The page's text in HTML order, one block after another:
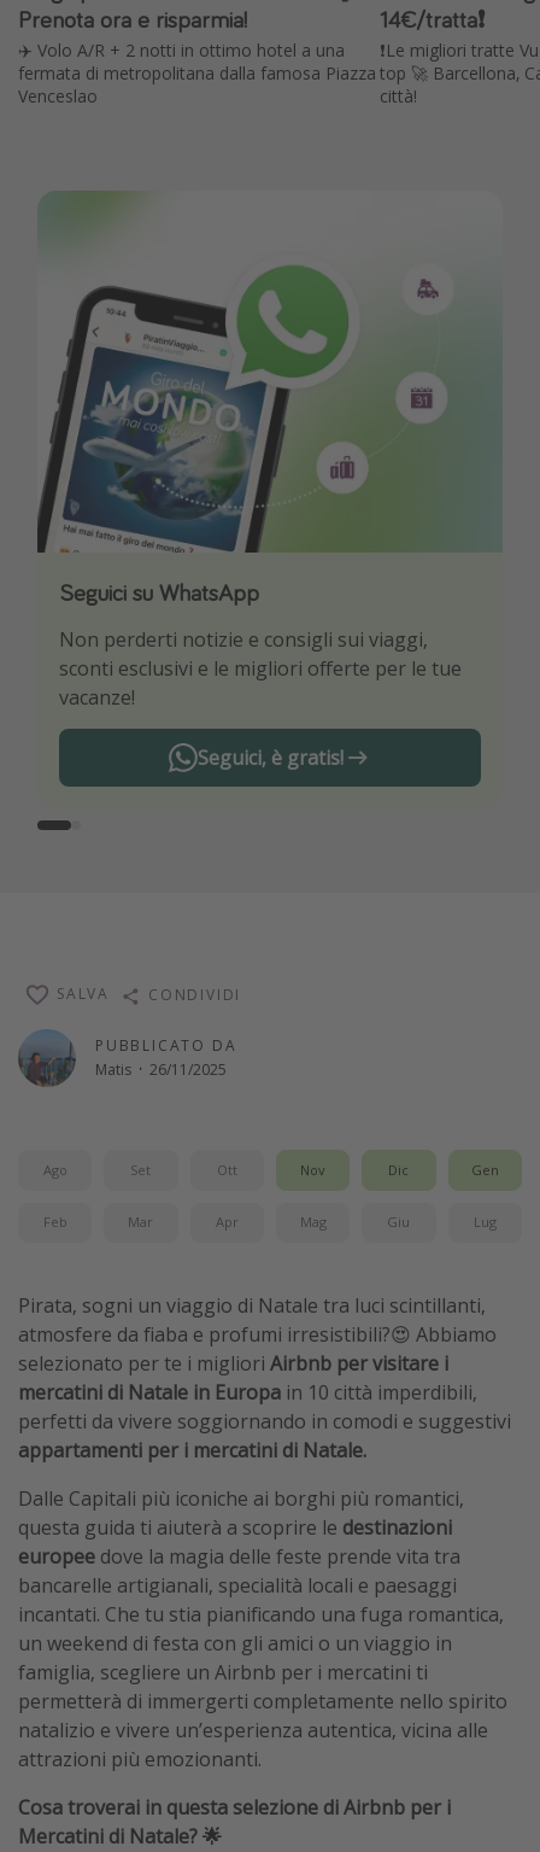
Città più visitate
Prenota ora e risparmia!
✈️ Volo A/R + 2 notti in ottimo hotel a una
fermata di metropolitana dalla famosa Piazza
Venceslao
14€/tratta❗️
❗️Le migliori tratte
top 🚀 Barcellona,
città!
Seguici su WhatsApp
Non perderti notizie e consigli sui viaggi,
sconti esclusivi e le migliori offerte per le tue
vacanze!
Seguici, è gratis!
Scarica la nostra App
Sii il primo a conoscere le migliori offerte di
viaggio
PUBBLICATO DA
Matis · 26/11/2025
SALVA CONDIVIDI
Ago Set Ott Nov Dic Gen
Feb Mar Apr Mag Giu Lug
Pirata, sogni un viaggio di Natale tra luci scintillanti,
atmosfere da fiaba e profumi irresistibili?😍 Abbiamo
selezionato per te i migliori Airbnb per visitare i
mercatini di Natale in Europa in 10 città imperdibili,
perfetti da vivere soggiornando in comodi e suggestivi
appartamenti per i mercatini di Natale.
Dalle Capitali più iconiche ai borghi più romantici,
questa guida ti aiuterà a scoprire le destinazioni
europee dove la magia delle feste prende vita tra
bancarelle artigianali, specialità locali e paesaggi
incantati. Che tu stia pianificando una fuga romantica,
un weekend di festa con gli amici o un viaggio in
famiglia, scegliere un Airbnb per i mercatini ti
permetterà di immergerti completamente nello spirito
natalizio e vivere un’esperienza autentica, vicina alle
attrazioni più emozionanti.
Cosa troverai in questa selezione di Airbnb per i
Mercatini di Natale? 🌟